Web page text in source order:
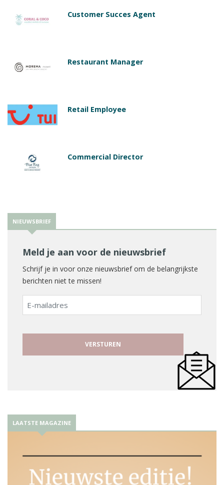
Customer Succes Agent
Restaurant Manager
Retail Employee
Commercial Director
NIEUWSBRIEF
Meld je aan voor de nieuwsbrief
Schrijf je in voor onze nieuwsbrief om de belangrijkste
berichten niet te missen!
E-
mailadres
LAATSTE MAGAZINE